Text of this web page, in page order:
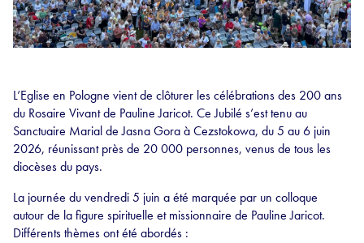
L’Eglise en Pologne vient de clôturer les célébrations des 200 ans
du Rosaire Vivant de Pauline Jaricot. Ce Jubilé s’est tenu au
Sanctuaire Marial de Jasna Gora à Cezstokowa, du 5 au 6 juin
2026, réunissant près de 20 000 personnes, venus de tous les
diocèses du pays.
La journée du vendredi 5 juin a été marquée par un colloque
autour de la figure spirituelle et missionnaire de Pauline Jaricot.
Différents thèmes ont été abordés :